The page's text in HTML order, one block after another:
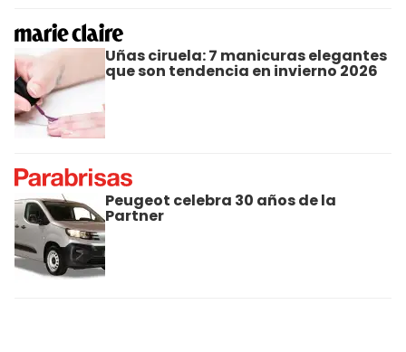
Uñas ciruela: 7 manicuras elegantes
que son tendencia en invierno 2026
Peugeot celebra 30 años de la
Partner